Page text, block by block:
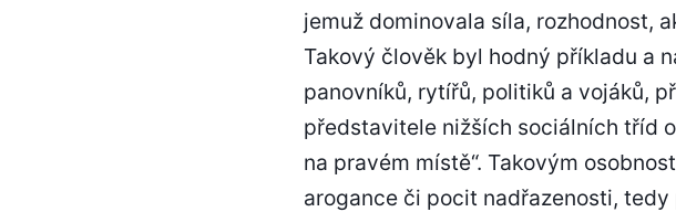
jemuž dominovala síla, rozhodnost,
Takový člověk byl hodný příkladu a
panovníků, rytířů, politiků a vojáků,
představitele nižších sociálních tříd
na pravém místě“. Takovým
arogance či pocit nadřazenosti,